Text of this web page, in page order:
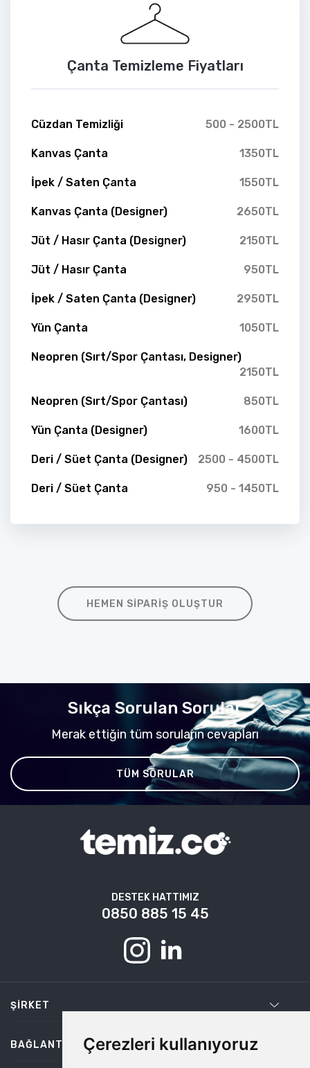
Çerezleri kullanıyoruz
Çanta Temizleme Fiyatları
Cüzdan Temizliği 500 - 2500TL
Kanvas Çanta 1350TL
İpek / Saten Çanta 1550TL
Kanvas Çanta (Designer) 2650TL
Jüt / Hasır Çanta (Designer) 2150TL
Jüt / Hasır Çanta 950TL
İpek / Saten Çanta (Designer) 2950TL
Yün Çanta 1050TL
Neopren (Sırt/Spor Çantası, Designer)
2150TL
Neopren (Sırt/Spor Çantası) 850TL
Yün Çanta (Designer) 1600TL
Deri / Süet Çanta (Designer) 2500 - 4500TL
Deri / Süet Çanta 950 - 1450TL
HEMEN SIPARIŞ OLUŞTUR
Sıkça Sorulan Sorular
Merak ettiğin tüm soruların cevapları
TÜM SORULAR
DESTEK HATTIMIZ
0850 885 15 45
ŞIRKET
BAĞLANTILAR